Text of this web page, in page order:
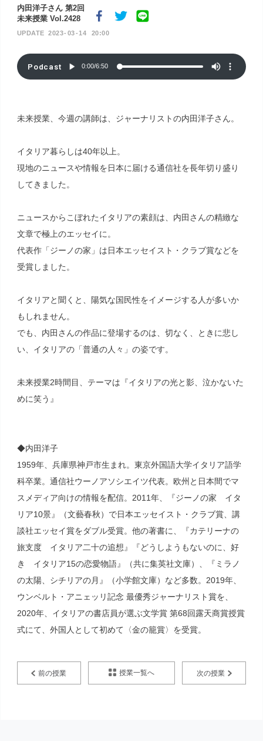
内田洋子さん 第2回
未来授業 Vol.2428
2023 03 14 20:00
Podcast 0:00/6:50
未来授業、今週の講師は、ジャーナリストの内田洋子さん。
イタリア暮らしは40年以上。
現地のニュースや情報を日本に届ける通信社を長年切り盛り
してきました。
ニュースからこぼれたイタリアの素顔は、内田さんの精緻な
文章で極上のエッセイに。
代表作「ジーノの家」は日本エッセイスト・クラブ賞などを
受賞しました。
イタリアと聞くと、陽気な国民性をイメージする人が多いか
もしれません。
でも、内田さんの作品に登場するのは、切なく、ときに悲し
い、イタリアの「普通の人々」の姿です。
未来授業2時間目、テーマは『イタリアの光と影、泣かないた
めに笑う』
◆内田洋子
1959年、兵庫県神戸市生まれ。東京外国語大学イタリア語学
科卒業。通信社ウーノアソシエイツ代表。欧州と日本間でマ
スメディア向けの情報を配信。2011年、『ジーノの家 イタ
リア10景』（文藝春秋）で日本エッセイスト・クラブ賞、講
談社エッセイ賞をダブル受賞。他の著書に、『カテリーナの
旅支度 イタリア二十の追想』『どうしようもないのに、好
き イタリア15の恋愛物語』（共に集英社文庫）、『ミラノ
の太陽、シチリアの月』（‎小学館文庫）など多数。2019年、
ウンベルト・アニェッリ記念 最優秀ジャーナリスト賞を、
2020年、イタリアの書店員が選ぶ文学賞 第68回露天商賞授賞
式にて、外国人として初めて〈金の籠賞〉を受賞。
前の授業 授業一覧へ 次の授業